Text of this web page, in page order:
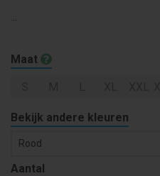
...
Maat
Bekijk andere kleuren
Rood
Aantal